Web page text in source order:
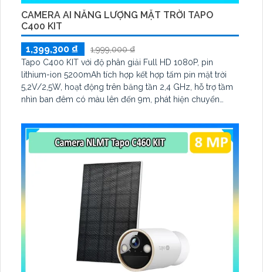
CAMERA AI NĂNG LƯỢNG MẶT TRỜI TAPO
C400 KIT
1,399,300 ₫
1,999,000 ₫
Tapo C400 KIT với độ phân giải Full HD 1080P, pin
lithium-ion 5200mAh tích hợp kết hợp tấm pin mặt trời
5,2V/2,5W, hoạt động trên băng tần 2,4 GHz, hỗ trợ tầm
nhìn ban đêm có màu lên đến 9m, phát hiện chuyển
thẻ microSD lên đến 512GB